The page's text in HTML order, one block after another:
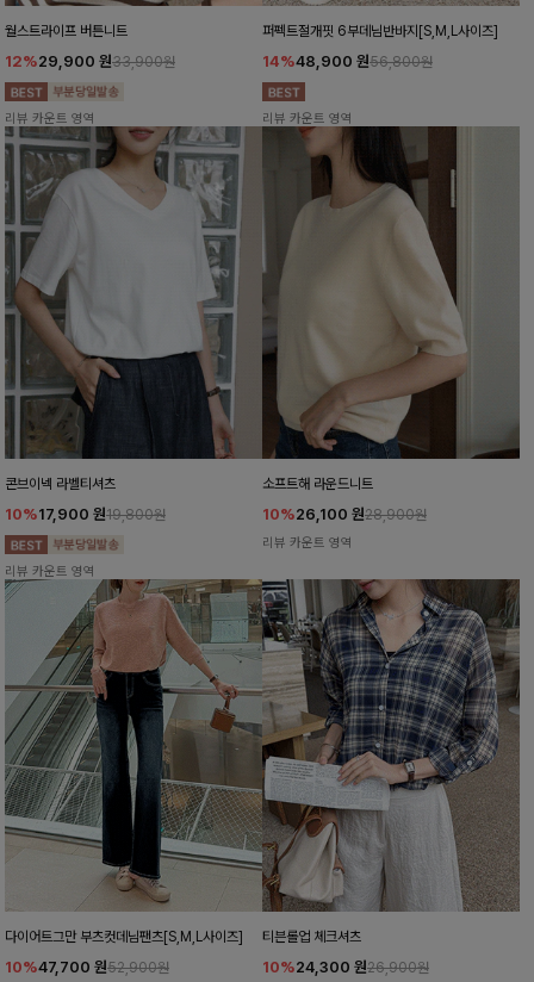
월스트라이프 버튼니트
12%29,900 원33,900원
리뷰 카운트 영역
퍼펙트절개핏 6부데님반바지[S,M,L사이즈]
14%48,900 원56,800원
리뷰 카운트 영역
콘브이넥 라벨티셔츠
10%17,900 원19,800원
리뷰 카운트 영역
소프트해 라운드니트
10%26,100 원28,900원
리뷰 카운트 영역
다이어트그만 부츠컷데님팬츠[S,M,L사이즈]
10%47,700 원52,900원
티븐롤업 체크셔츠
10%24,300 원26,900원